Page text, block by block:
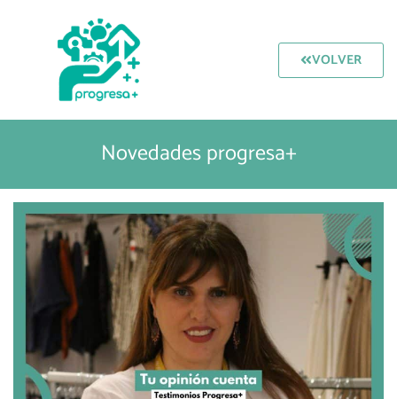
VOLVER
Novedades progresa+